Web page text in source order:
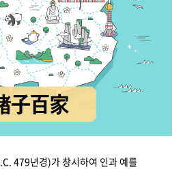
479년경)가 창시하여 인과 예를